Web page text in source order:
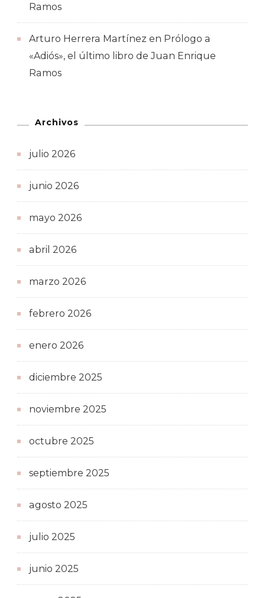
Ramos
Arturo Herrera Martínez en Prólogo a
«Adiós», el último libro de Juan Enrique
Ramos
Archivos
julio 2026
junio 2026
mayo 2026
abril 2026
marzo 2026
febrero 2026
enero 2026
diciembre 2025
noviembre 2025
octubre 2025
septiembre 2025
agosto 2025
julio 2025
junio 2025